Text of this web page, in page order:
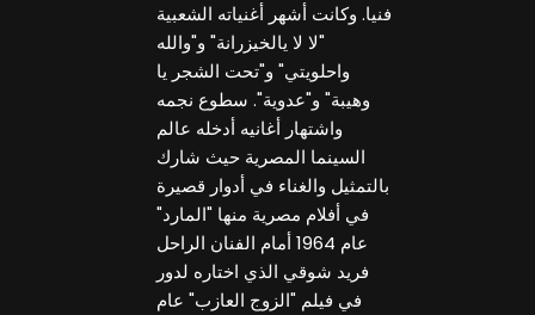
فنيا. وكانت أشهر أغنياته الشعبية
"لا لا يالخيزرانة" و"والله
واحلويتي" و"تحت الشجر يا
وهيبة" و"عدوية". سطوع نجمه
واشتهار أغانيه أدخله عالم
السينما المصرية حيث شارك
بالتمثيل والغناء في أدوار قصيرة
في أفلام مصرية منها "المارد"
عام 1964 أمام الفنان الراحل
فريد شوقي الذي اختاره لدور
في فيلم "الزوج العازب" عام